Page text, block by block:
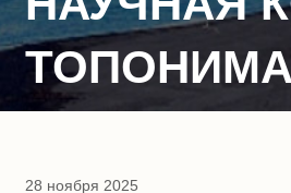
28 ноября 2025